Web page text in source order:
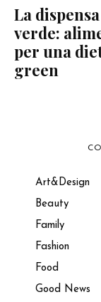
La dispensa
verde:
per una
green
Art&Design
Beauty
Family
Fashion
Food
Good News